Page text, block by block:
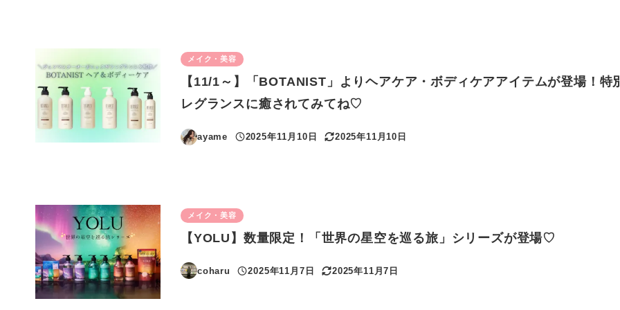
メイク・美容
【11/1～】「BOTANIST」よりヘアケア・ボディケアアイテムが登場！特
レグランスに癒されてみてね♡
ayame
投稿日
2025年11月10日
更新日
2025年11月10日
メイク・美容
【YOLU】数量限定！「世界の星空を巡る旅」シリーズが登場♡
coharu
投稿日
2025年11月7日
更新日
2025年11月7日